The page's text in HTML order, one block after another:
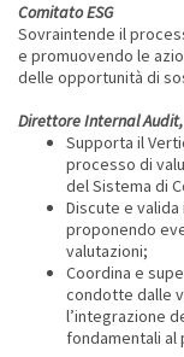
Comitato ESG
Sovraintende il
e promuovendo le
delle opportunità di
Direttore Internal
Supporta il
processo di
del Sistema di
Discute e
proponendo
valutazioni;
Coordina e
condotte dalle
l’integrazione
fondamentali al